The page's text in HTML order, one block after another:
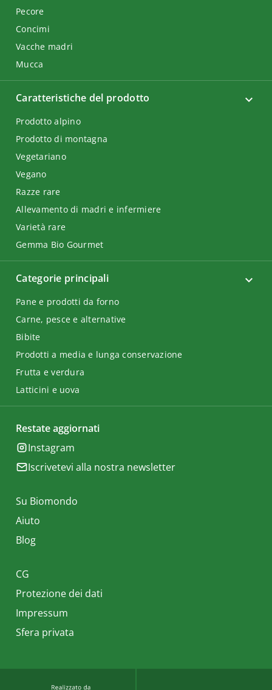
Pecore
Concimi
Vacche madri
Mucca
Categorie principali
Pane e prodotti da forno
Carne, pesce e alternative
Bibite
Prodotti a media e lunga conservazione
Frutta e verdura
Latticini e uova
Caratteristiche del prodotto
Prodotto alpino
Prodotto di montagna
Vegetariano
Vegano
Razze rare
Allevamento di madri e infermiere
Varietà rare
Gemma Bio Gourmet
Restate aggiornati
Instagram
Iscrivetevi alla nostra newsletter
Su Biomondo
Aiuto
Blog
CG
Protezione dei dati
Impressum
Sfera privata